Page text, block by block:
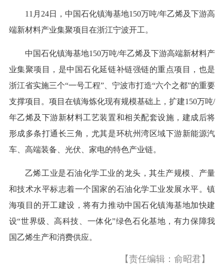
11月24日，中国石化镇海基地150万吨/年乙烯及下游高
端新材料产业集聚项目在浙江宁波开工。
中国石化镇海基地150万吨/年乙烯及下游高端新材料产
业集聚项目，是中国石化延链补链强链的重点项目，也是
浙江省实施三个“一号工程”、宁波市打造“六个之都”的重要
支撑项目。项目在镇海炼化现有规模基础上，扩建150万吨/
年乙烯及下游新材料工艺装置和相关配套设施，建成后将
形成多条打通长三角，尤其是环杭州湾区域下游新能源汽
车、高端装备、光伏、家电的特色产业链。
乙烯工业是石油化学工业的龙头，其生产规模、产量
和技术水平标志着一个国家的石油化学工业发展水平。镇
海项目的开工建设，将有力推动中国石化镇海基地加快建
设“世界级、高科技、一体化”绿色石化基地，有力保障我
国乙烯生产和消费供应。
【责任编辑：俞昭君】